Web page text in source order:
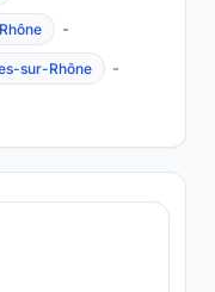
-
sur-Rhône -